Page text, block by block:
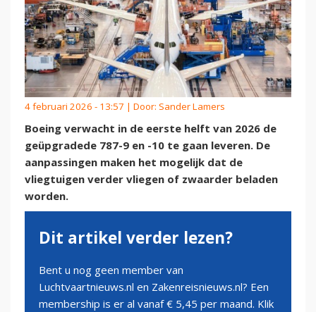
4 februari 2026 - 13:57 | Door: Sander Lamers
Boeing verwacht in de eerste helft van 2026 de
geüpgradede 787-9 en -10 te gaan leveren. De
aanpassingen maken het mogelijk dat de
vliegtuigen verder vliegen of zwaarder beladen
worden.
Dit artikel verder lezen?
Bent u nog geen member van
Luchtvaartnieuws.nl en Zakenreisnieuws.nl? Een
membership is er al vanaf € 5,45 per maand. Klik